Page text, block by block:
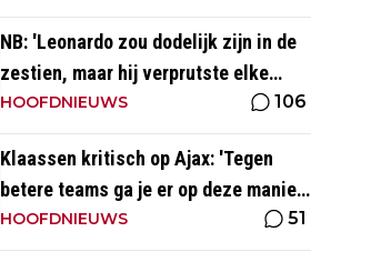
NB: 'Leonardo zou dodelijk zijn in de
zestien, maar hij verprutste elke
kans'
HOOFDNIEUWS 106
Klaassen kritisch op Ajax: 'Tegen
betere teams ga je er op deze manier
gewoon aan'
HOOFDNIEUWS 51